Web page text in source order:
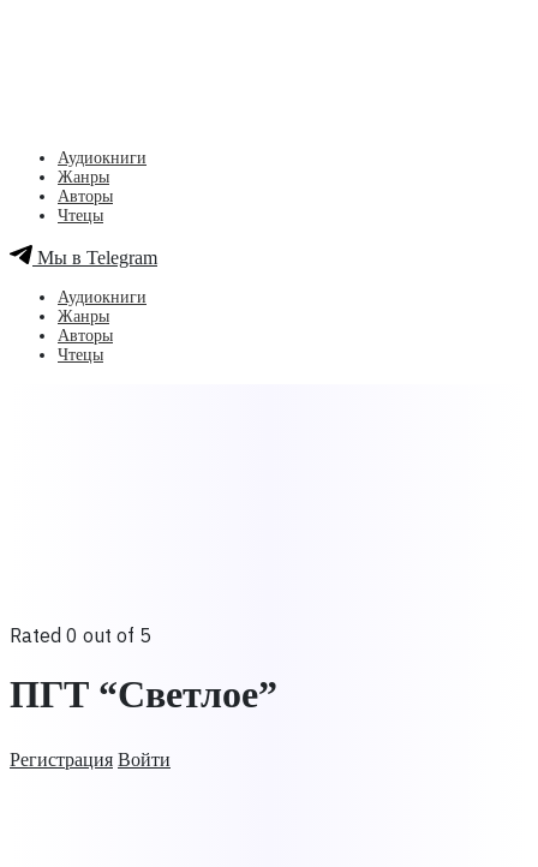
Регистрация Войти
Аудиокниги
Жанры
Авторы
Чтецы
Мы в Telegram
Аудиокниги
Жанры
Авторы
Чтецы
Rated 0 out of 5
ПГТ “Светлое”